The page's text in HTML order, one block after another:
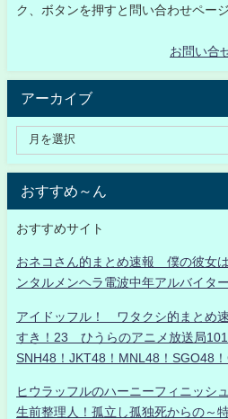
ク、ボタンを押すと問い合わせペー
お問い合
アーカイブ
おすすめ～ん
おすすめサイト
おネコさん的まとめ速報 僕の彼女
ンタルメンヘラ電波中年アルバイタ
アイドッフル！ ワタクシ的まとめ
すき！23 ひうらのアニメ放送局
SNH48！JKT48！MNL48！SGO48
ヒウラッフルのハーニーフィニッシ
生前整理人！孤立し孤独死からの～